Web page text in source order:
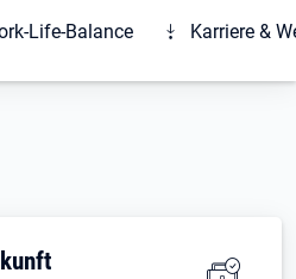
Life-Balance Karriere &